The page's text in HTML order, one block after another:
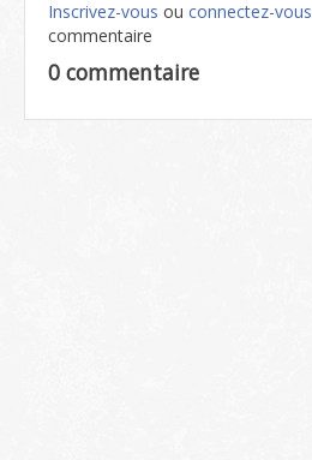
Inscrivez-vous ou connectez-vous
commentaire
0 commentaire